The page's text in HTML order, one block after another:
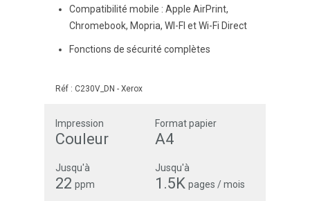
Compatibilité mobile : Apple AirPrint,
Chromebook, Mopria, WI-FI et Wi-Fi Direct
Fonctions de sécurité complètes
Réf : C230V_DN - Xerox
Impression
Couleur
Format papier
A4
Jusqu'à
22 ppm
Jusqu'à
1.5K pages / mois